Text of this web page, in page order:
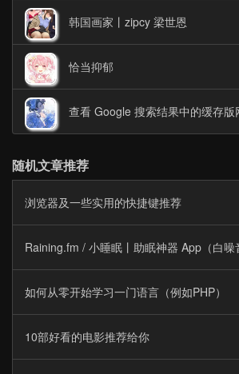
韩国画家丨zipcy 梁世恩
恰当抑郁
查看 Google 搜索结果中的缓存版
随机文章推荐
浏览器及一些实用的快捷键推荐
Raining.fm / 小睡眠丨助眠神器 App（白噪
如何从零开始学习一门语言（例如PHP）
10部好看的电影推荐给你